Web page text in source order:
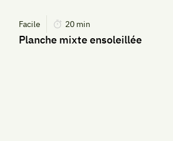
Facile 20 min
Planche mixte ensoleillée